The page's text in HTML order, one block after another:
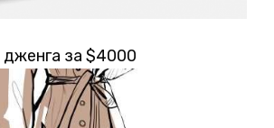
за $4000